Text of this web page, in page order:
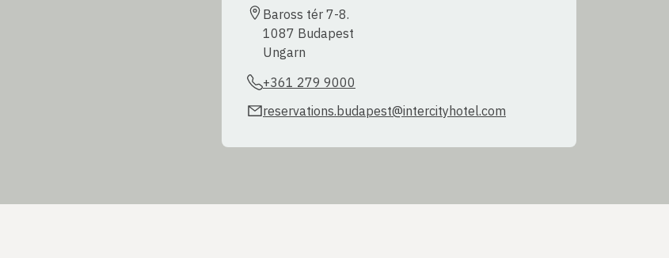
Baross tér 7-8.
1087 Budapest
Ungarn
+361 279 9000
reservations.budapest@intercityhotel.com